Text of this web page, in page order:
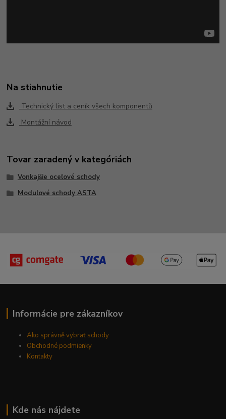
Na stiahnutie
Technický list a ceník všech komponentů
Montážní návod
Tovar zaradený v kategóriách
Vonkajšie oceľové schody
Modulové schody ASTA
Informácie pre zákazníkov
Ako správně vybrať schody
Obchodné podmienky
Kontakty
Kde nás nájdete